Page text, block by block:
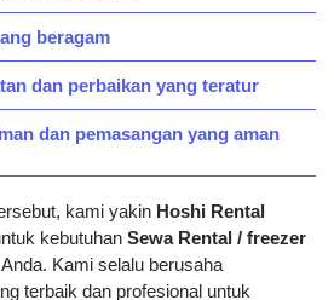
beragam
dan perbaikan yang teratur
dan pemasangan yang aman
kami yakin Hoshi Rental
kebutuhan Sewa Rental / freezer
Kami selalu berusaha
terbaik dan profesional untuk